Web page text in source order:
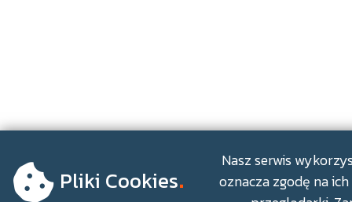
Pliki Cookies.
Nasz serwis
oznacza zgodę na